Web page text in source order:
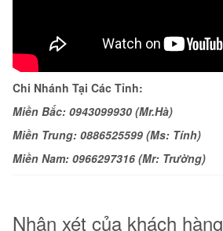
Chi Nhánh Tại Các Tỉnh:
Miền Bắc: 0943099930 (Mr.Hà)
Miền Trung: 0886525599 (Ms: Tính)
Miền Nam: 0966297316 (Mr: Trường)
Nhận xét của khách hàng